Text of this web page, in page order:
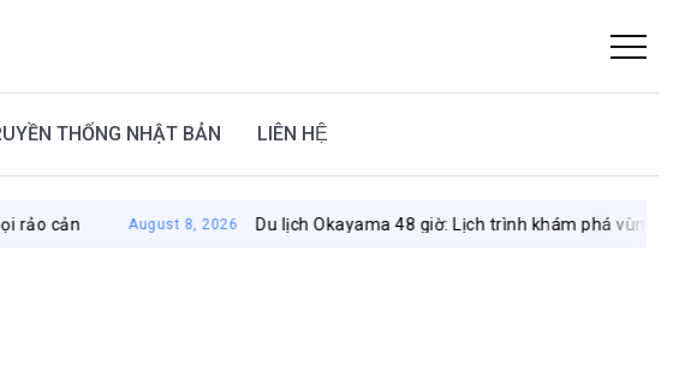
THỐNG NHẬT BẢN LIÊN HỆ
August 8, 2026 Du lịch Okayama 48 giờ: Lịch trình khám phá vùng đất mặt trời